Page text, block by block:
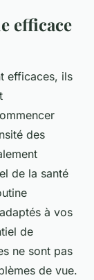
efficace
efficaces, ils
des
de la santé
à vos
de
ne sont pas
de vue.